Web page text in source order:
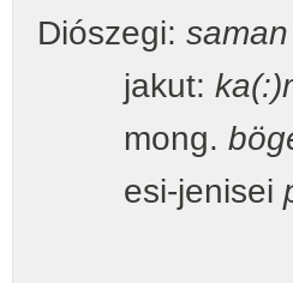
Diószegi: saman
jakut:
mong.
esi-jenisei